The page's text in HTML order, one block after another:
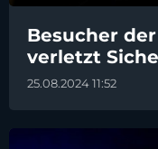
Besucher
verletzt
25.08.2024 11:52